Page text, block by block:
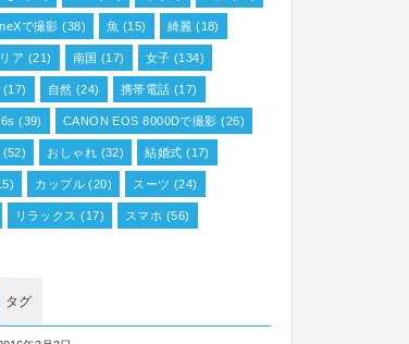
で撮影 (38) 魚 (15) 綺麗 (18)
ア (21) 南国 (17) 女子 (134)
(17) 自然 (24) 携帯電話 (17)
(39) CANON EOS 8000Dで撮影 (26)
(52) おしゃれ (32) 結婚式 (17)
カップル(20) スーツ (24)
リラックス (17) スマホ (56)
タグ